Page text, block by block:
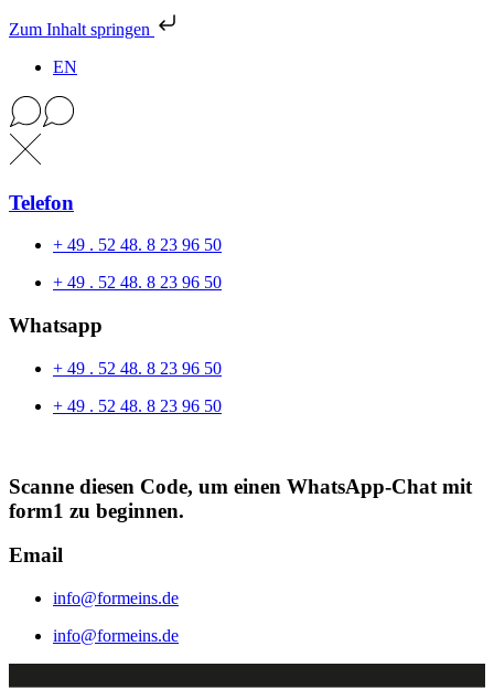
Zum Inhalt springen
EN
Telefon
+ 49 . 52 48. 8 23 96 50
+ 49 . 52 48. 8 23 96 50
Whatsapp
+ 49 . 52 48. 8 23 96 50
+ 49 . 52 48. 8 23 96 50
Scanne diesen Code, um einen WhatsApp-Chat mit
form1 zu beginnen.
Email
info@formeins.de
info@formeins.de